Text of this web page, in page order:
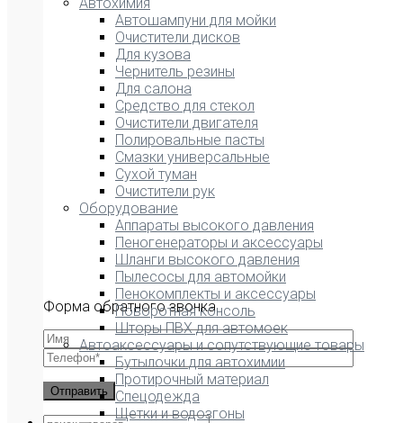
Форма обратного звонка
Автошампуни для мойки
Очистители дисков
Для кузова
Чернитель резины
Для салона
Средство для стекол
Очистители двигателя
Полировальные пасты
Смазки универсальные
Сухой туман
Очистители рук
Оборудование
Аппараты высокого давления
Пеногенераторы и аксессуары
Шланги высокого давления
Пылесосы для автомойки
Пенокомплекты и аксессуары
Поворотная консоль
Шторы ПВХ для автомоек
Автоаксессуары и сопутствующие товары
Бутылочки для автохимии
Протирочный материал
Спецодежда
Щетки и водозгоны